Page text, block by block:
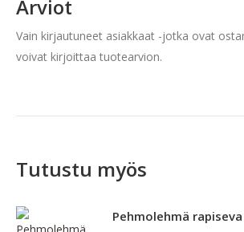
Arviot
Vain kirjautuneet asiakkaat -jotka ovat
voivat kirjoittaa tuotearvion.
Tutustu myös
Pehmolehmä rapiseva